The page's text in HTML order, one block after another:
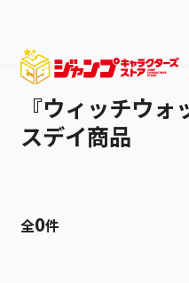
『ウィッチウ
スデイ商品
全0件